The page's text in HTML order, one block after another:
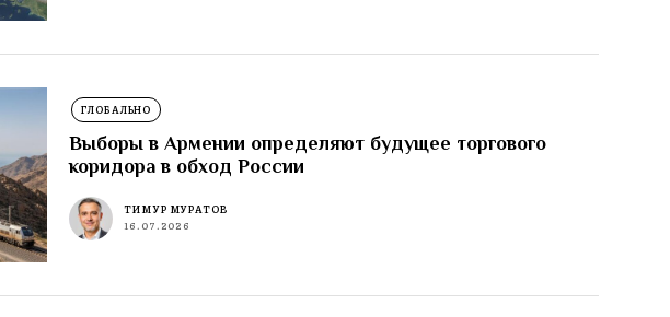
ГЛОБАЛЬНО
Выборы в Армении определяют будущее торгового
коридора в обход России
ТИМУР МУРАТОВ
16.07.2026